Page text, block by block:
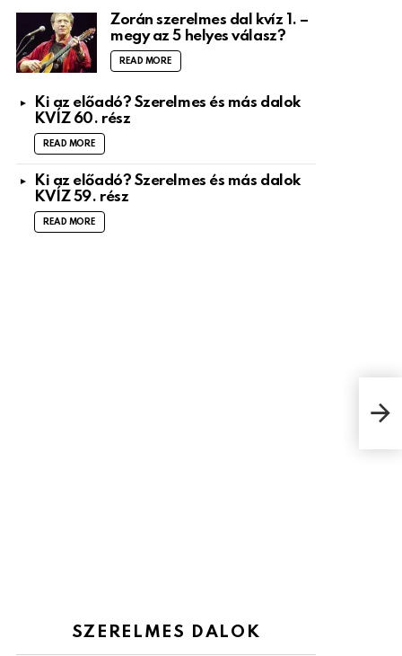
Zorán szerelmes dal kvíz 1. –
megy az 5 helyes válasz?
READ MORE
Ki az előadó? Szerelmes és más dalok
KVÍZ 60. rész
READ MORE
Ki az előadó? Szerelmes és más dalok
KVÍZ 59. rész
READ MORE
SZERELMES DALOK